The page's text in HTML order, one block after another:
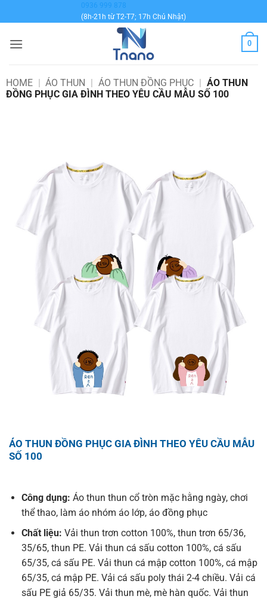
qua
dung
0936 999 878
(8h-21h từ T2-T7; 17h Chủ Nhật)
0
HOME | ÁO THUN | ÁO THUN ĐỒNG PHỤC | ÁO THUN
ĐỒNG PHỤC GIA ĐÌNH THEO YÊU CẦU MẪU SỐ 100
ÁO THUN ĐỒNG PHỤC GIA ĐÌNH THEO YÊU CẦU MẪU
SỐ 100
Công dụng: Áo thun thun cổ tròn mặc hằng ngày, chơi
thể thao, làm áo nhóm áo lớp, áo đồng phục
Chất liệu: Vải thun trơn cotton 100%, thun trơn 65/36,
35/65, thun PE. Vải thun cá sấu cotton 100%, cá sấu
65/35, cá sấu PE. Vải thun cá mập cotton 100%, cá mập
65/35, cá mập PE. Vải cá sấu poly thái 2-4 chiều. Vải cá
sấu PE giả 65/35. Vải thun mè, mè hàn quốc. Vải thun